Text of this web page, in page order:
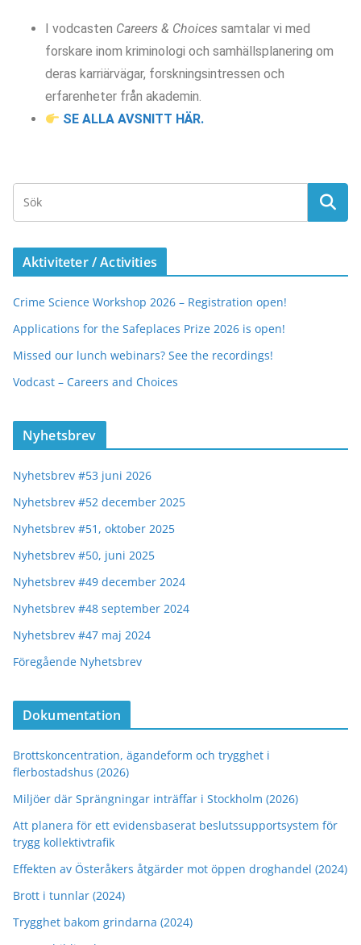
I vodcasten Careers & Choices samtalar vi med
forskare inom kriminologi och samhällsplanering om
deras karriärvägar, forskningsintressen och
erfarenheter från akademin.
SE ALLA AVSNITT HÄR.
Aktiviteter / Activities
Crime Science Workshop 2026 – Registration open!
Applications for the Safeplaces Prize 2026 is open!
Missed our lunch webinars? See the recordings!
Vodcast – Careers and Choices
Nyhetsbrev
Nyhetsbrev #53 juni 2026
Nyhetsbrev #52 december 2025
Nyhetsbrev #51, oktober 2025
Nyhetsbrev #50, juni 2025
Nyhetsbrev #49 december 2024
Nyhetsbrev #48 september 2024
Nyhetsbrev #47 maj 2024
Föregående Nyhetsbrev
Dokumentation
Brottskoncentration, ägandeform och trygghet i
flerbostadshus (2026)
Miljöer där Sprängningar inträffar i Stockholm (2026)
Att planera för ett evidensbaserat beslutssupportsystem för
trygg kollektivtrafik
Effekten av Österåkers åtgärder mot öppen droghandel (2024)
Brott i tunnlar (2024)
Trygghet bakom grindarna (2024)